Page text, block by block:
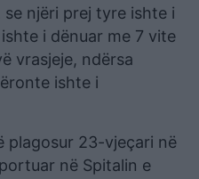
njëri prej tyre ishte i
i dënuar me 7 vite
vrasjeje, ndërsa
ishte i
plagosur 23-vjeçari në
në Spitalin e